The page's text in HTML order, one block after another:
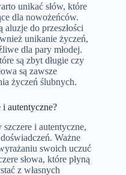
unikać słów, które
dla nowożeńców.
do przeszłości
unikanie życzeń,
dla pary młodej.
są zbyt długie czy
są zawsze
życzeń ślubnych.
i autentyczne?
i autentyczne,
Ważne
swoich uczuć
słowa, które płyną
z własnych